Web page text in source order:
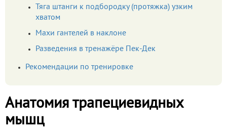
Тяга штанги к подбородку (протяжка) узким
хватом
Махи гантелей в наклоне
Разведения в тренажёре Пек-Дек
Рекомендации по тренировке
Анатомия трапециевидных
мышц